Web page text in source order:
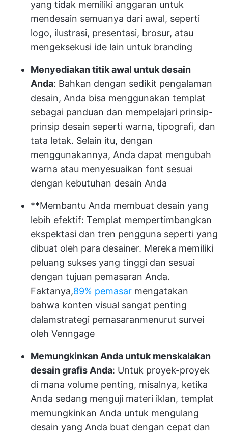
yang tidak memiliki anggaran untuk
mendesain semuanya dari awal, seperti
logo, ilustrasi, presentasi, brosur, atau
mengeksekusi ide lain untuk branding
Menyediakan titik awal untuk desain
Anda: Bahkan dengan sedikit pengalaman
desain, Anda bisa menggunakan templat
sebagai panduan dan mempelajari prinsip-
prinsip desain seperti warna, tipografi, dan
tata letak. Selain itu, dengan
menggunakannya, Anda dapat mengubah
warna atau menyesuaikan font sesuai
dengan kebutuhan desain Anda
**Membantu Anda membuat desain yang
lebih efektif: Templat mempertimbangkan
ekspektasi dan tren pengguna seperti yang
dibuat oleh para desainer. Mereka memiliki
peluang sukses yang tinggi dan sesuai
dengan tujuan pemasaran Anda.
Faktanya,89% pemasar mengatakan
bahwa konten visual sangat penting
dalamstrategi pemasaranmenurut survei
oleh Venngage
Memungkinkan Anda untuk menskalakan
desain grafis Anda: Untuk proyek-proyek
di mana volume penting, misalnya, ketika
Anda sedang menguji materi iklan, templat
memungkinkan Anda untuk mengulang
desain yang Anda buat dengan cepat dan